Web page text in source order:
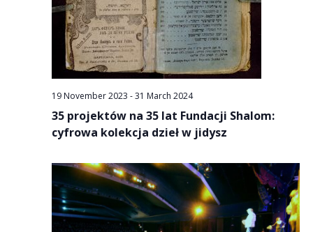
19 November 2023 -31 March 2024
35 projektów na 35 lat Fundacji Shalom:
cyfrowa kolekcja dzieł w jidysz